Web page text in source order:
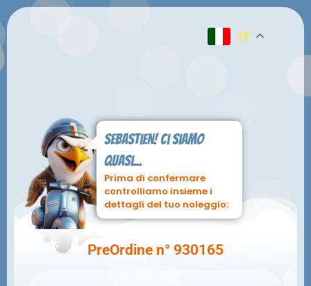
IT
Sebastien! ci siamo
quasi...
Prima di confermare
controlliamo insieme i
dettagli del tuo noleggio:
PreOrdine n° 930165